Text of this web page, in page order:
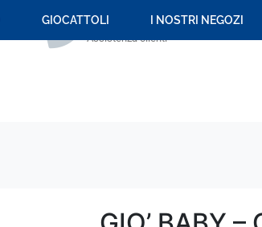
+39 059 694 092
Assistenza clienti
GIOCATTOLI I NOSTRI NEGOZI